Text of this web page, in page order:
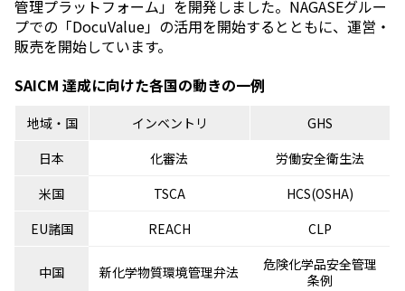
管理プラットフォーム」を開発しました。NAGASEグルー
プでの「DocuValue」の活用を開始するとともに、運営・
販売を開始しています。
SAICM 達成に向けた各国の動きの一例
地域・国 インベントリ
GHS
日本
化審法
労働安全衛生法
米国
TSCA
HCS(OSHA)
EU諸国
REACH CLP
中国 新化学物質環境管理弁法
危険化学品安全管理
条例